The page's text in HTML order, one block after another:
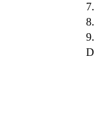
7.
8.
9.
D